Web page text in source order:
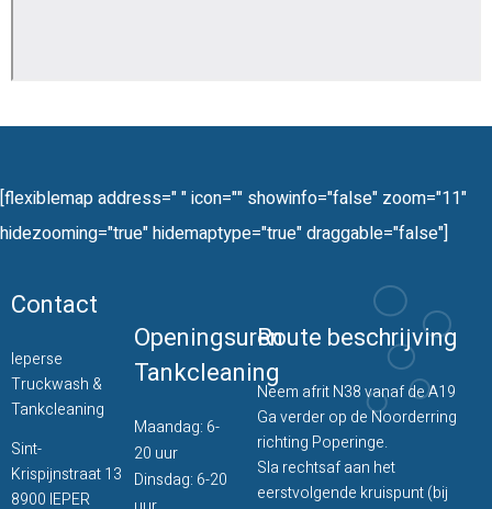
[flexiblemap address=" " icon="" showinfo="false" zoom="11"
hidezooming="true" hidemaptype="true" draggable="false"]
Contact
Ieperse
Truckwash &
Tankcleaning
Sint-
Krispijnstraat 13
8900 IEPER
Openingsuren
Tankcleaning
Maandag: 6-
20 uur
Dinsdag: 6-20
Route beschrijving
Neem afrit N38 vanaf de A19
Ga verder op de Noorderring
richting Poperinge.
Sla rechtsaf aan het
eerstvolgende kruispunt (bij